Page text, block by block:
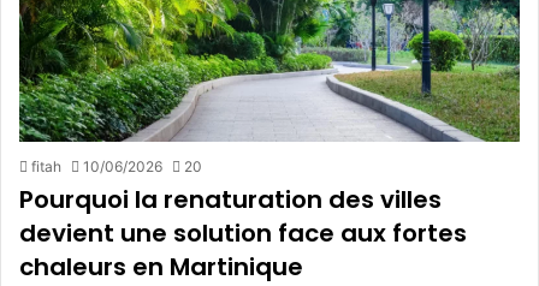
fitah 10/06/2026 20
Pourquoi la renaturation des villes
devient une solution face aux fortes
chaleurs en Martinique